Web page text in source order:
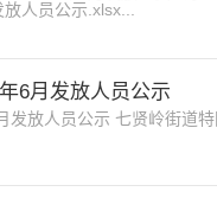
人员公示.xlsx...
6月发放人员公示
发放人员公示 七贤岭街道